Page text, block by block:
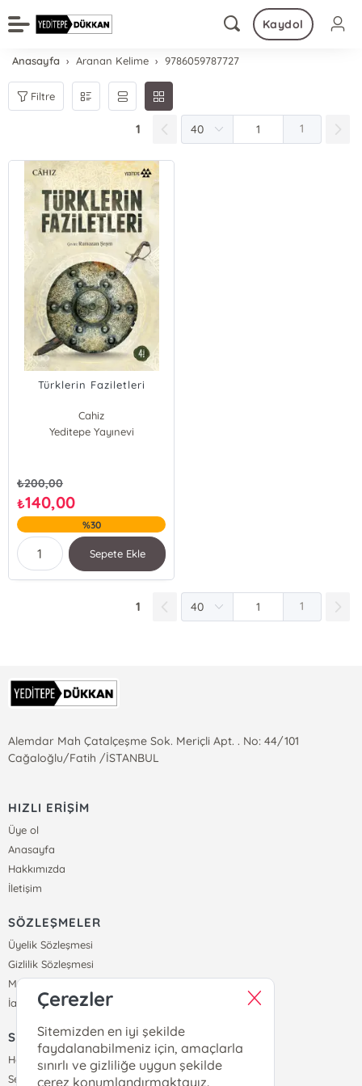
Kaydol
Anasayfa Aranan Kelime 9786059787727
Filtre
1 1
Türklerin Faziletleri
Cahiz
Yeditepe Yayınevi
₺200,00
₺140,00
%30
Sepete Ekle
1 1
Alemdar Mah Çatalçeşme Sok. Meriçli Apt. . No: 44/101
Cağaloğlu/Fatih /İSTANBUL
HIZLI ERİŞİM
Üye ol
Anasayfa
Hakkımızda
İletişim
SÖZLEŞMELER
Üyelik Sözleşmesi
Gizlilik Sözleşmesi
Mesafeli Satış Sözleşmesi
İade ve Teslimat Koşulları
SİPARİŞ
Hesabım
Sepetim
Çerezler
Sitemizden en iyi şekilde
faydalanabilmeniz için, amaçlarla
sınırlı ve gizliliğe uygun şekilde
çerez konumlandırmaktayız.